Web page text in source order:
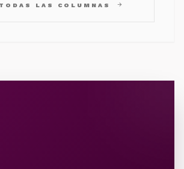
LAS COLUMNAS arrow_forward